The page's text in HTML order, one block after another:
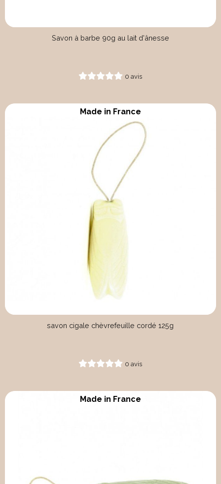
Savon à barbe 90g au lait d'ânesse
0 avis
Made in France
savon cigale chèvrefeuille cordé 125g
0 avis
Made in France